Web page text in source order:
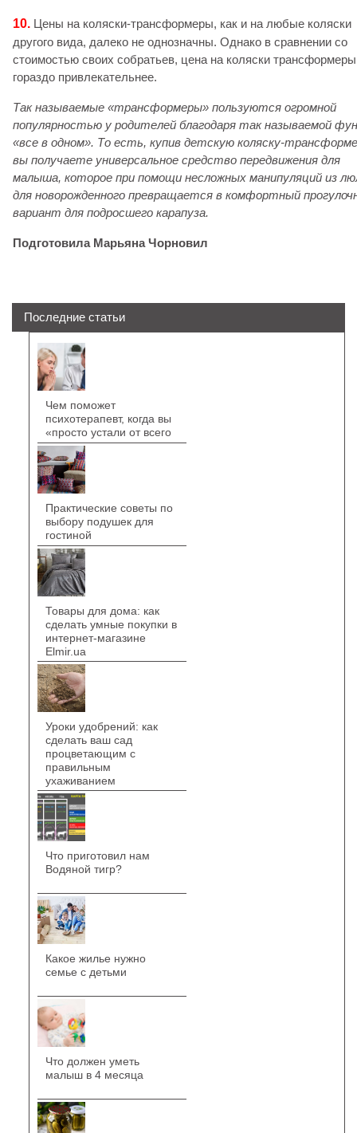
10. Цены на коляски-трансформеры, как и на любые коляски
другого вида, далеко не однозначны. Однако в сравнении со
стоимостью своих собратьев, цена на коляски
гораздо привлекательнее.
Так называемые «трансформеры» пользуются огромной
популярностью у родителей благодаря так называемой
«все в одном». То есть, купив детскую коляску-
вы получаете универсальное средство передвижения для
малыша, которое при помощи несложных манипуляций из
для новорожденного превращается в комфортный
вариант для подросшего карапуза.
Подготовила Марьяна Чорновил
Последние статьи
Чем поможет
психотерапевт, когда вы
«просто устали от всего
Практические советы по
выбору подушек для
гостиной
Товары для дома: как
сделать умные покупки в
интернет-магазине
Elmir.ua
Уроки удобрений: как
сделать ваш сад
процветающим с
правильным
ухаживанием
Что приготовил нам
Водяной тигр?
Какое жилье нужно
семье с детьми
Что должен уметь
малыш в 4 месяца